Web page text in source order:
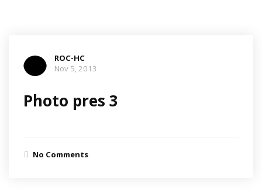
ROC-HC
Nov 5, 2013
Photo pres 3
No Comments